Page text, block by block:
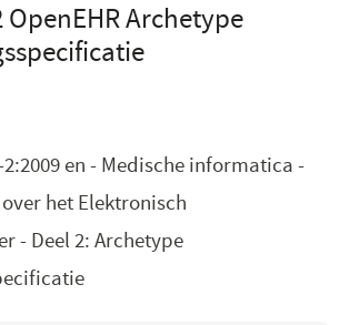
OpenEHR Archetype
2:2009 en - Medische informatica -
het Elektronisch
- Deel 2: Archetype